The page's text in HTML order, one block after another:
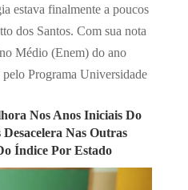
estava finalmente a poucos
dos Santos. Com sua nota
Médio (Enem) do ano
Programa Universidade
Nos Anos Iniciais Do
Nas Outras
Índice Por Estado